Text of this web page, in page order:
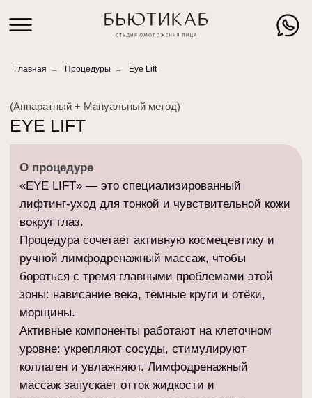
Главная → Процедуры → Eye Lift
О процедуре
«EYE LIFT» — это специализированный
лифтинг-уход для тонкой и чувствительной кожи
Процедура сочетает активную космецевтику и
ручной лимфодренажный массаж, чтобы
бороться с тремя главными проблемами этой
зоны: нависание века, тёмные круги и отёки,
морщины.
Активные компоненты работают на клеточном
уровне: укрепляют сосуды, стимулируют
коллаген и увлажняют. Лимфодренажный
массаж запускает отток жидкости и
микроциркуляцию — то, что невозможно
сделать самостоятельно.
Ключевые активные компоненты:
· Longevitine — стимулирует синтез коллагена,
укрепляет каркас кожи, борется с нависанием
века
морщины, повышает упругость
(Аппаратный + Мануальный метод)